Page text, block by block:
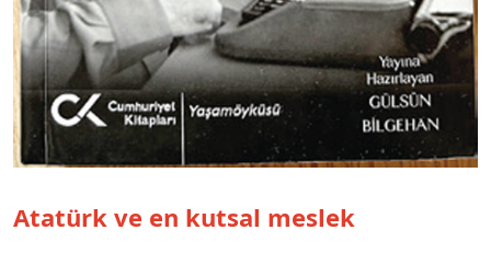
Atatürk ve en kutsal meslek